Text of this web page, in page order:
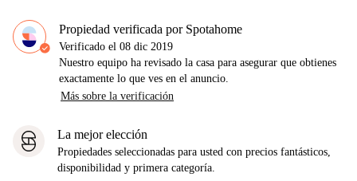
Propiedad verificada por Spotahome
Verificado el 08 dic 2019
Nuestro equipo ha revisado la casa para asegurar que obtienes
exactamente lo que ves en el anuncio.
Más sobre la verificación
La mejor elección
Propiedades seleccionadas para usted con precios fantásticos,
disponibilidad y primera categoría.